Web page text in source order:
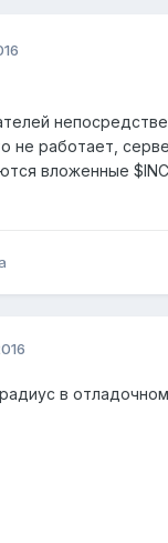
не работает,
вложенные
в